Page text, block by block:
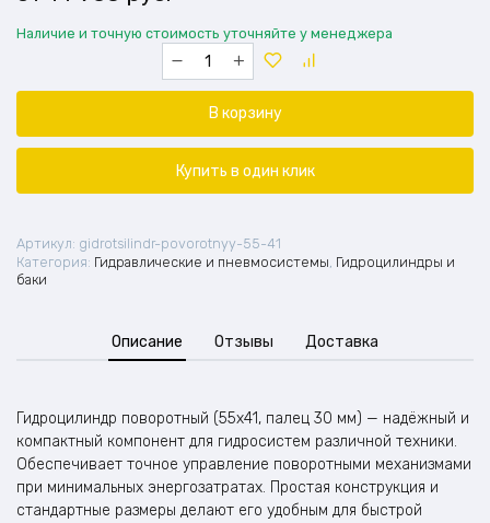
Наличие и точную стоимость уточняйте у менеджера
Количество
товара
Гидроцилиндр
поворотный
палец
30
В корзину
Купить в один клик
Артикул: gidrotsilindr-povorotnyy-55-41
Категория: Гидравлические и пневмосистемы, Гидроцилиндры и
баки
Описание Отзывы Доставка
Гидроцилиндр поворотный (55х41, палец 30 мм) — надёжный и
компактный компонент для гидросистем различной техники.
Обеспечивает точное управление поворотными механизмами
при минимальных энергозатратах. Простая конструкция и
стандартные размеры делают его удобным для быстрой